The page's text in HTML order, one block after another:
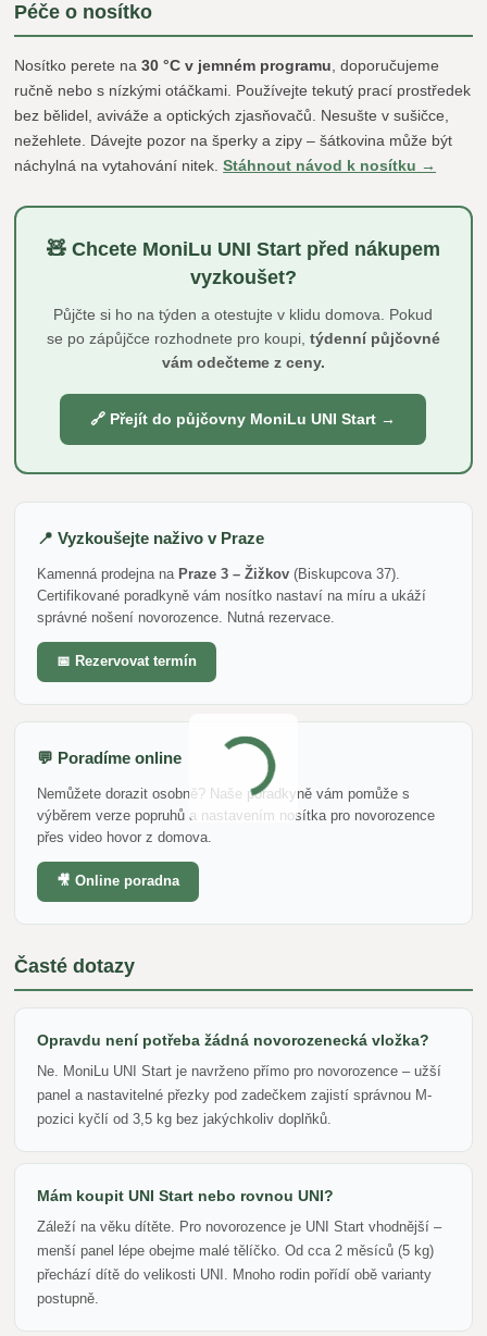
Péče o nosítko
Nosítko perete na30 °C v jemném programu , doporučujeme
ručně nebo s nízkými otáčkami. Používejte tekutý prací prostředek
bez bělidel, aviváže a optických zjasňovačů. Nesušte v sušičce,
nežehlete. Dávejte pozor na šperky a zipy – šátkovina může být
náchylná na vytahování nitek.Stáhnout návod k nosítku →
🧸 Chcete MoniLu UNI Start před nákupem
vyzkoušet?
Půjčte si ho na týden a otestujte v klidu domova. Pokud
se po zápůjčce rozhodnete pro koupi, týdenní půjčovné
vám odečteme z ceny.
🔗 Přejít do půjčovny MoniLu UNI Start →
📍 Vyzkoušejte naživo v Praze
Kamenná prodejna na Praze 3 – Žižkov (Biskupcova 37).
Certifikované poradkyně vám nosítko nastaví na míru a ukáží
správné nošení novorozence. Nutná rezervace.
📅 Rezervovat termín
💬 Poradíme online
Nemůžete dorazit osobně? Naše poradkyně vám pomůže s
výběrem verze popruhů a nastavením nosítka pro novorozence
přes video hovor z domova.
🎥 Online poradna
Časté dotazy
Opravdu není potřeba žádná novorozenecká vložka?
Ne. MoniLu UNI Start je navrženo přímo pro novorozence – užší
panel a nastavitelné přezky pod zadečkem zajistí správnou M-
pozici kyčlí od 3,5 kg bez jakýchkoliv doplňků.
Mám koupit UNI Start nebo rovnou UNI?
Záleží na věku dítěte. Pro novorozence je UNI Start vhodnější –
menší panel lépe obejme malé tělíčko. Od cca 2 měsíců (5 kg)
přechází dítě do velikosti UNI. Mnoho rodin pořídí obě varianty
postupně.